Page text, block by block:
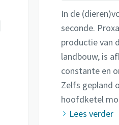
In de
seconde.
productie van
landbouw, is
constante en
Zelfs gepland
hoofdketel
Lees verder